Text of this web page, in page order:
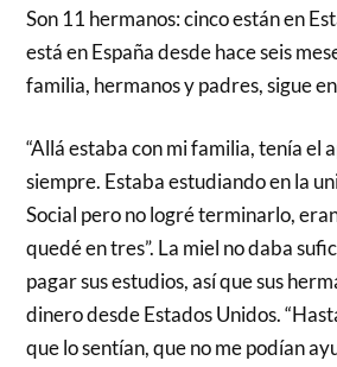
Son 11 hermanos: cinco están en
está en España desde hace seis
familia, hermanos y padres, sigue
“Allá estaba con mi familia, tenía el
siempre. Estaba estudiando en la
Social pero no logré terminarlo,
quedé en tres”. La miel no daba
pagar sus estudios, así que sus
dinero desde Estados Unidos.
que lo sentían, que no me podían